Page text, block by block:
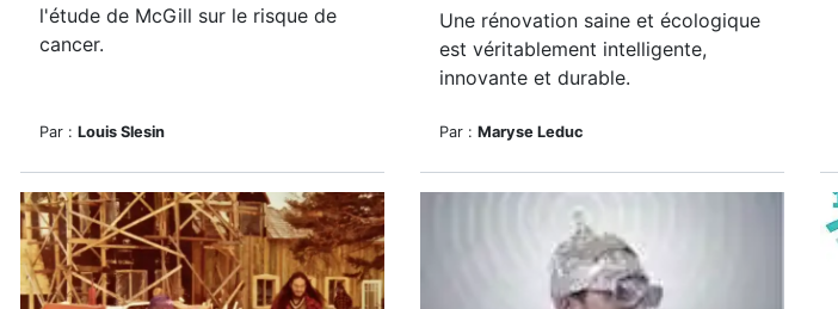
l'étude de McGill sur le risque de
cancer.
Par : Louis Slesin
Une rénovation saine et écologique
est véritablement intelligente,
innovante et durable.
Par : Maryse Leduc